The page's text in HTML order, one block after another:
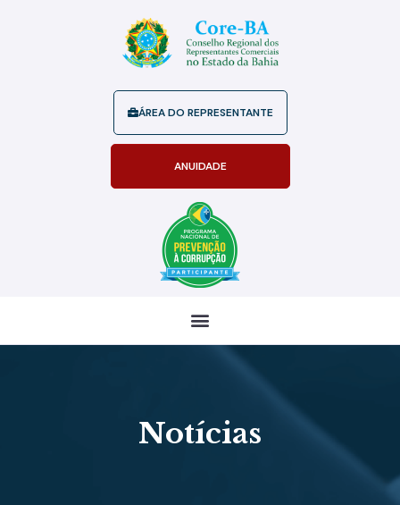
ÁREA DO REPRESENTANTE
ANUIDADE
Notícias